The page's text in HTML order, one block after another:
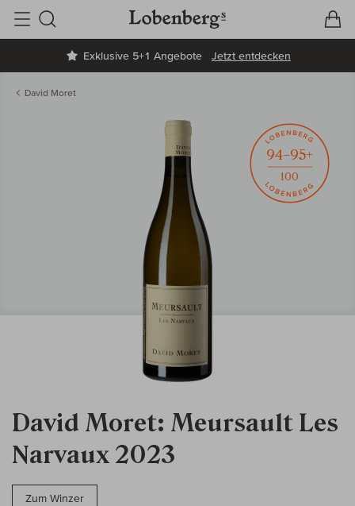
Exklusive 5+1 Angebote Jetzt entdecken
Suche
David Moret
David Moret: Meursault Les
Narvaux 2023
Zum Winzer
94–95+
100